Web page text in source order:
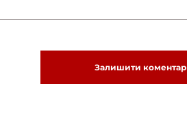
Залишити коментар